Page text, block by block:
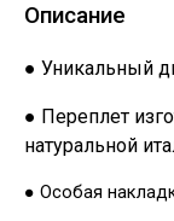
Описание
● Уникальный
● Переплет
натуральной
● Особая